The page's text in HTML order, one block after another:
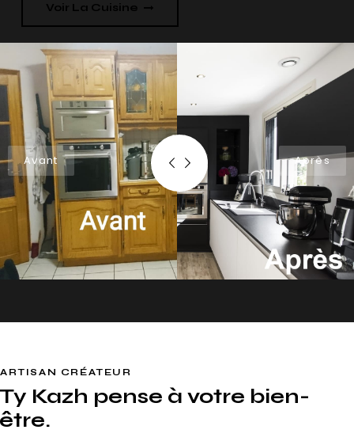
Voir La Cuisine
ARTISAN CRÉATEUR
Ty Kazh pense à votre bien-
être.